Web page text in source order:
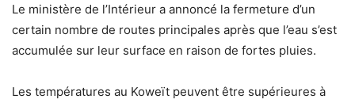
Le ministère de l’Intérieur a annoncé la fermeture d’un
certain nombre de routes principales après que l’eau s’est
accumulée sur leur surface en raison de fortes pluies.
Les températures au Koweït peuvent être supérieures à